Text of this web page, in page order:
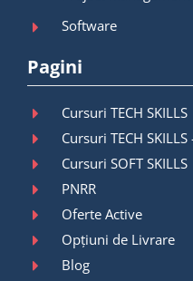
Software
Pagini
Cursuri TECH SKILLS
Cursuri TECH
Cursuri SOFT SKILLS
PNRR
Oferte Active
Opțiuni de Livrare
Blog